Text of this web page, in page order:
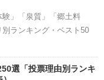
験」「泉質」「郷土料
ランキング・ベスト50
選「投票理由別ランキ